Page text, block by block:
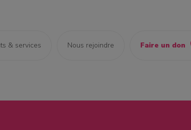
& services Nous rejoindre Faire un don